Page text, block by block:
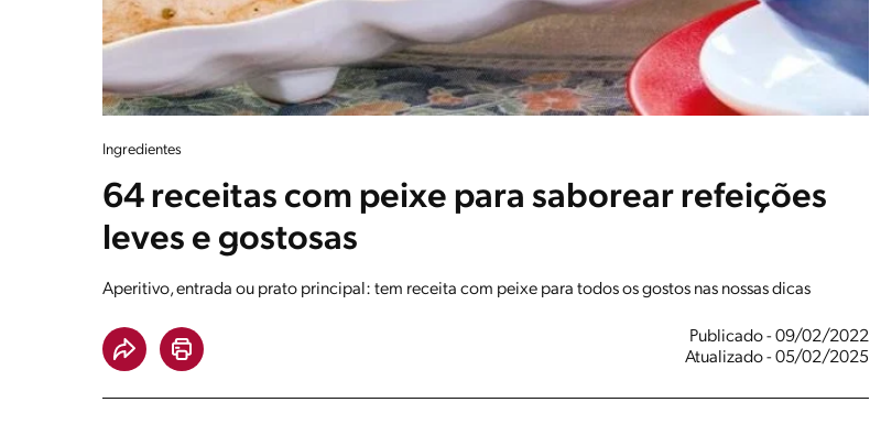
Ingredientes
64 receitas com peixe para saborear refeições
leves e gostosas
Aperitivo, entrada ou prato principal: tem receita com peixe para todos os gostos nas nossas dicas
Publicado - 09/02/2022
Atualizado - 05/02/2025